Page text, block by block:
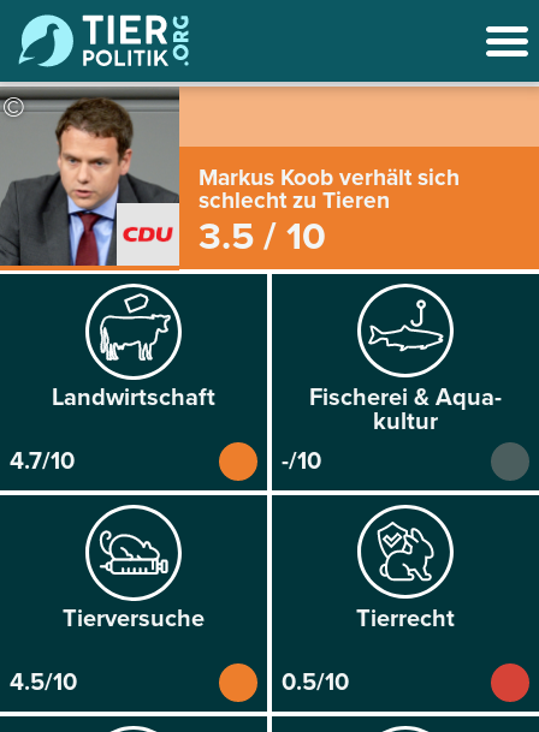
©
Markus Koob verhält sich
schlecht zu Tieren
3.5 / 10
Land­wirtschaft
4.7/10
Fischerei & Aqua­
kultur
-/10
Tier­versuche
4.5/10
Tier­recht
0.5/10